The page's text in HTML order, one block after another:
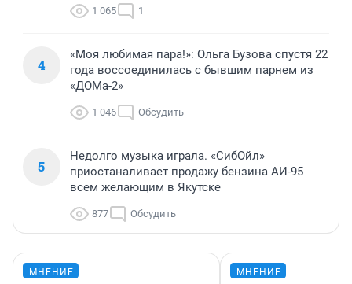
1 065 1
4
«Моя любимая пара!»: Ольга Бузова спустя 22
года воссоединилась с бывшим парнем из
«ДОМа-2»
1 046 Обсудить
5
Недолго музыка играла. «СибОйл»
приостаналивает продажу бензина АИ-95
всем желающим в Якутске
877 Обсудить
МНЕНИЕ МНЕНИЕ